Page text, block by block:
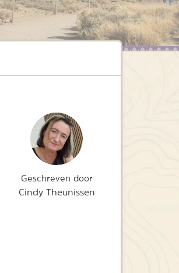
Geschreven door
Cindy Theunissen